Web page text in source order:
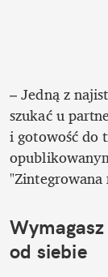
– Jedną z
szukać u
i gotowość do
"Zintegrowana
od siebie